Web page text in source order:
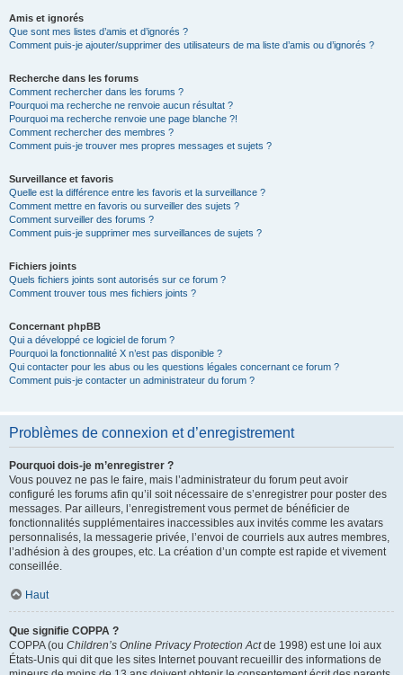
Amis et ignorés
Que sont mes listes d’amis et d’ignorés ?
Comment puis-je ajouter/supprimer des utilisateurs de ma liste d’amis ou d’ignorés ?
Recherche dans les forums
Comment rechercher dans les forums ?
Pourquoi ma recherche ne renvoie aucun résultat ?
Pourquoi ma recherche renvoie une page blanche ?!
Comment rechercher des membres ?
Comment puis-je trouver mes propres messages et sujets ?
Surveillance et favoris
Quelle est la différence entre les favoris et la surveillance ?
Comment mettre en favoris ou surveiller des sujets ?
Comment surveiller des forums ?
Comment puis-je supprimer mes surveillances de sujets ?
Fichiers joints
Quels fichiers joints sont autorisés sur ce forum ?
Comment trouver tous mes fichiers joints ?
Concernant phpBB
Qui a développé ce logiciel de forum ?
Pourquoi la fonctionnalité X n’est pas disponible ?
Qui contacter pour les abus ou les questions légales concernant ce forum ?
Comment puis-je contacter un administrateur du forum ?
Problèmes de connexion et d’enregistrement
Pourquoi dois-je m’enregistrer ?
Vous pouvez ne pas le faire, mais l’administrateur du forum peut avoir
configuré les forums afin qu’il soit nécessaire de s’enregistrer pour poster des
messages. Par ailleurs, l’enregistrement vous permet de bénéficier de
fonctionnalités supplémentaires inaccessibles aux invités comme les avatars
personnalisés, la messagerie privée, l’envoi de courriels aux autres membres,
l’adhésion à des groupes, etc. La création d’un compte est rapide et vivement
conseillée.
Haut
Que signifie COPPA ?
COPPA (ou Children’s Online Privacy Protection Actde 1998) est une loi aux
États-Unis qui dit que les sites Internet pouvant recueillir des informations de